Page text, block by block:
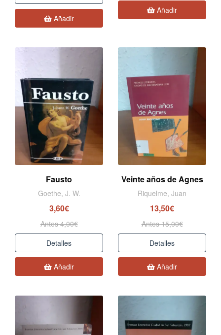
Añadir
Añadir
Fausto
Goethe, J. W.
3,60€
Antes 4,00€
Detalles
Añadir
Veinte años de Agnes
Riquelme, Juan
13,50€
Antes 15,00€
Detalles
Añadir